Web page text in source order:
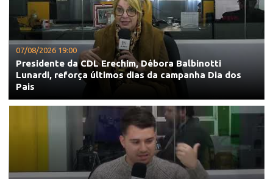
07/08/2026 19:00
Presidente da CDL Erechim, Débora Balbinotti
Lunardi, reforça últimos dias da campanha Dia dos
Pais